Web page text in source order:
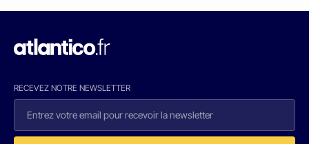
RECEVEZ NOTRE NEWSLETTER